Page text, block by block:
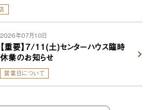
2026年07月10日
【重要】7/11(土)センターハウス臨時
休業のお知らせ
営業日について